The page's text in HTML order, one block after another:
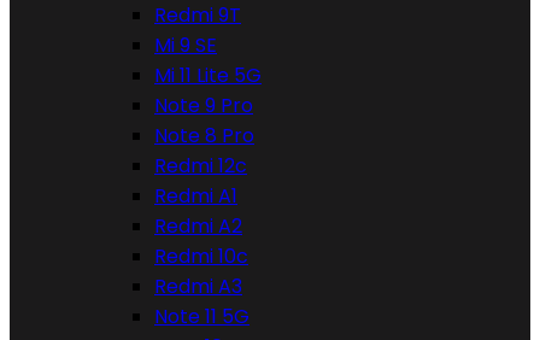
Redmi 9T
Mi 9 SE
Mi 11 Lite 5G
Note 9 Pro
Note 8 Pro
Redmi 12c
Redmi A1
Redmi A2
Redmi 10c
Redmi A3
Note 11 5G